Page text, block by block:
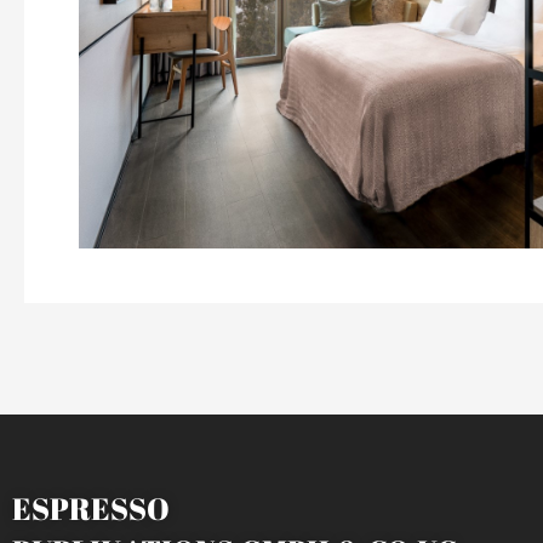
ESPRESSO